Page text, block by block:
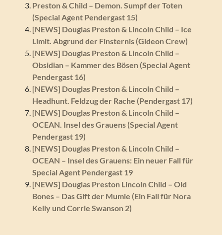
Preston & Child – Demon. Sumpf der Toten
(Special Agent Pendergast 15)
[NEWS] Douglas Preston & Lincoln Child – Ice
Limit. Abgrund der Finsternis (Gideon Crew)
[NEWS] Douglas Preston & Lincoln Child –
Obsidian – Kammer des Bösen (Special Agent
Pendergast 16)
[NEWS] Douglas Preston & Lincoln Child –
Headhunt. Feldzug der Rache (Pendergast 17)
[NEWS] Douglas Preston & Lincoln Child –
OCEAN. Insel des Grauens (Special Agent
Pendergast 19)
[NEWS] Douglas Preston & Lincoln Child –
OCEAN – Insel des Grauens: Ein neuer Fall für
Special Agent Pendergast 19
[NEWS] Douglas Preston Lincoln Child – Old
Bones – Das Gift der Mumie (Ein Fall für Nora
Kelly und Corrie Swanson 2)